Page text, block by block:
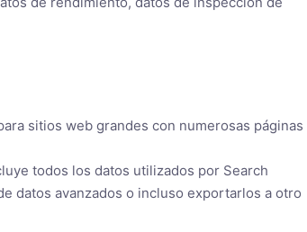
sitios web grandes con numerosas páginas
todos los datos utilizados por Search
datos avanzados o incluso exportarlos a otro